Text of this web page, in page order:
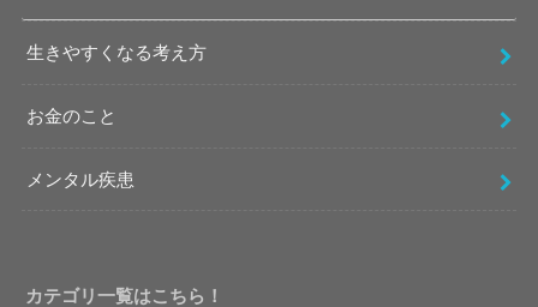
生きやすくなる考え方
お金のこと
メンタル疾患
カテゴリ一覧はこちら！